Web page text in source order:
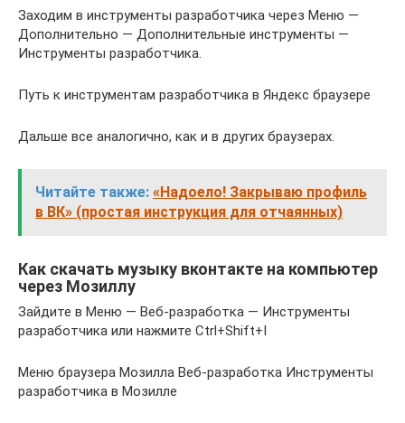
Заходим в инструменты разработчика через Меню —
Дополнительно — Дополнительные инструменты —
Инструменты разработчика.
Путь к инструментам разработчика в Яндекс браузере
Дальше все аналогично, как и в других браузерах.
Читайте также: «Надоело! Закрываю профиль
в ВК» (простая инструкция для отчаянных)
Как скачать музыку вконтакте на компьютер
через Мозиллу
Зайдите в Меню — Веб-разработка — Инструменты
разработчика или нажмите Ctrl+Shift+I
Меню браузера Мозилла Веб-разработка Инструменты
разработчика в Мозилле